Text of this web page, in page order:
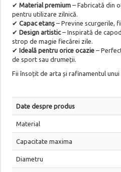
✔ Material premium– Fabricată din
pentru utilizare zilnică.
✔ Capac etanș– Previne scurgerile,
✔ Design artistic– Inspirată de
strop de magie fiecărei zile.
✔ Ideală pentru orice ocazie–
de sport sau drumeții.
Fii însoțit de arta și rafinamentul unui
Date despre produs
Material
Capacitate maxima
Diametru